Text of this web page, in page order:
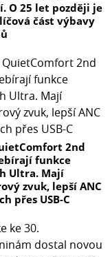
O 25 let později je
část výbavy
2nd
funkce
Ultra. Mají
zvuk, lepší ANC
přes USB-C